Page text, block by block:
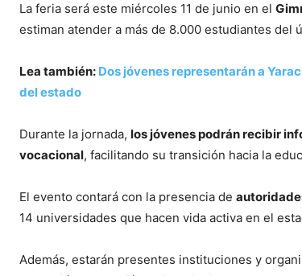
La feria será este miércoles 11 de junio en el
estiman atender a más de 8.000 estudiantes del
Lea también: Dos jóvenes representarán a
del estado
Durante la jornada, los jóvenes podrán recibir
vocacional, facilitando su transición hacia la
El evento contará con la presencia de
14 universidades que hacen vida activa en el
Además, estarán presentes instituciones y